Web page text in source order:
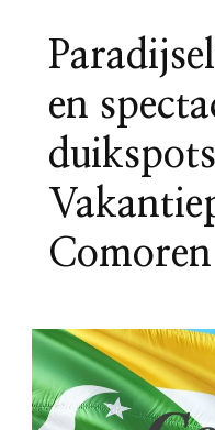
en
Comoren